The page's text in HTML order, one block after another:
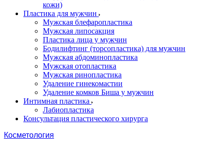
кожи)
Пластика для мужчин
Мужская блефаропластика
Мужская липосакция
Пластика лица у мужчин
Бодилифтинг (торсопластика) для мужчин
Мужская абдоминопластика
Мужская отопластика
Мужская ринопластика
Удаление гинекомастии
Удаление комков Биша у мужчин
Интимная пластика
Лабиопластика
Консультация пластического хирурга
Косметология